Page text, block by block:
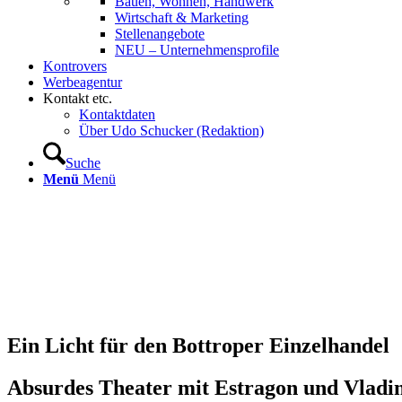
Wirtschaft & Marketing
Stellenangebote
NEU – Unternehmens­profile
Kontrovers
Werbeagentur
Kontakt etc.
Kontaktdaten
Über Udo Schucker (Redaktion)
Suche
Menü Menü
Ein Licht für den Bottroper Einzelhandel
Absurdes Theater mit Estragon und